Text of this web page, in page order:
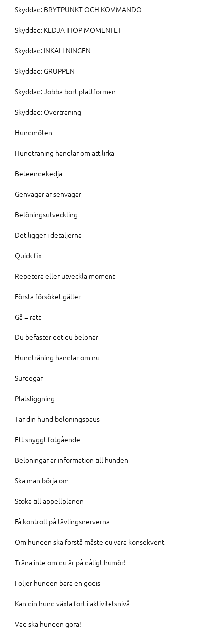
Skyddad: BRYTPUNKT OCH KOMMANDO
Skyddad: KEDJA IHOP MOMENTET
Skyddad: INKALLNINGEN
Skyddad: GRUPPEN
Skyddad: Jobba bort plattformen
Skyddad: Överträning
Hundmöten
Hundträning handlar om att lirka
Beteendekedja
Genvägar är senvägar
Belöningsutveckling
Det ligger i detaljerna
Quick fix
Repetera eller utveckla moment
Första försöket gäller
Gå = rätt
Du befäster det du belönar
Hundträning handlar om nu
Surdegar
Platsliggning
Tar din hund belöningspaus
Ett snyggt fotgående
Belöningar är information till hunden
Ska man börja om
Stöka till appellplanen
Få kontroll på tävlingsnerverna
Om hunden ska förstå måste du vara konsekvent
Träna inte om du är på dåligt humör!
Följer hunden bara en godis
Kan din hund växla fort i aktivitetsnivå
Vad ska hunden göra!